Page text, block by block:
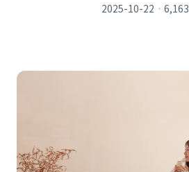
2025-10-22 · 6,163